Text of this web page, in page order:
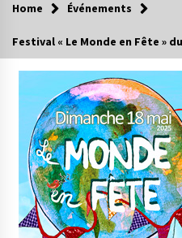
Home Événements
Festival « Le Monde en Fête »